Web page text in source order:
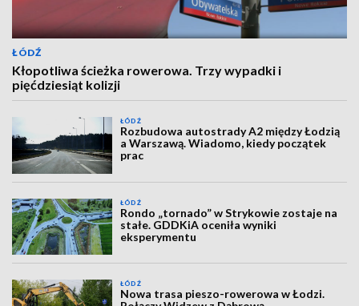
ŁÓDŹ
Kłopotliwa ścieżka rowerowa. Trzy wypadki i
pięćdziesiąt kolizji
ŁÓDŹ
Rozbudowa autostrady A2 między Łodzią
a Warszawą. Wiadomo, kiedy początek
prac
ŁÓDŹ
Rondo „tornado” w Strykowie zostaje na
stałe. GDDKiA oceniła wyniki
eksperymentu
ŁÓDŹ
Nowa trasa pieszo-rowerowa w Łodzi.